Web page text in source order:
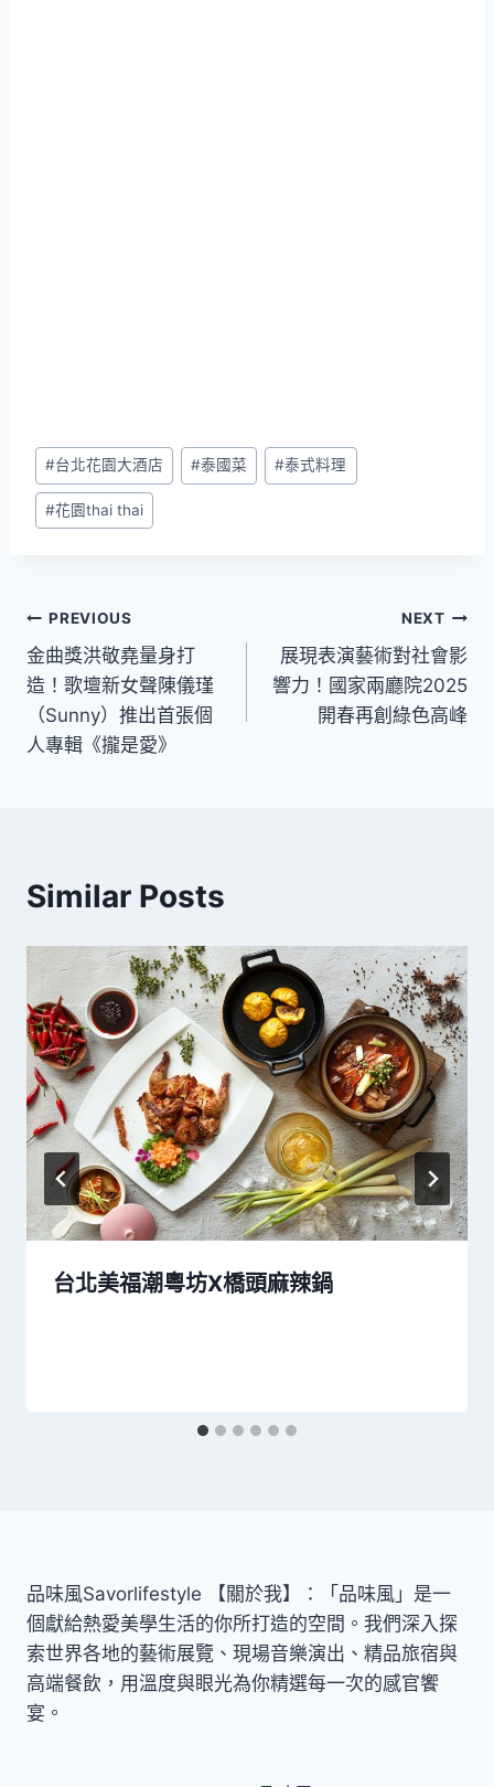
Post
Tags:
#台北花園大酒店 #泰國菜 #泰式料理
#花園thai thai
文
章
導
覽
PREVIOUS
金曲獎洪敬堯量身打
造！歌壇新女聲陳儀瑾
（Sunny）推出首張個
人專輯《攏是愛》
NEXT
展現表演藝術對社會影
響力！國家兩廳院2025
開春再創綠色高峰
Similar Posts
台北美福潮粵坊X橋頭麻辣鍋
品味風Savorlifestyle 【關於我】：「品味風」是一
個獻給熱愛美學生活的你所打造的空間。我們深入探
索世界各地的藝術展覽、現場音樂演出、精品旅宿與
高端餐飲，用溫度與眼光為你精選每一次的感官饗
宴。